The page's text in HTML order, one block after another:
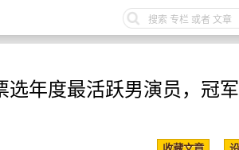
年度最活跃男演员，冠军